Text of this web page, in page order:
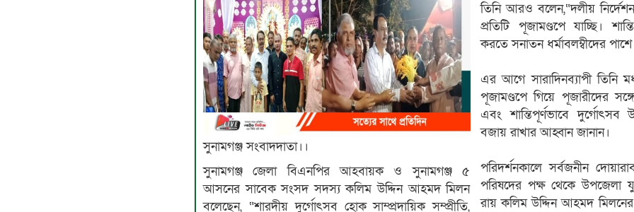
‎সুনামগঞ্জ সংবাদদাতা।।
‎সুনামগঞ্জ জেলা বিএনপির আহবায়ক ও সুনামগঞ্জ ৫
আসনের সাবেক সংসদ সদস্য কলিম উদ্দিন আহমদ মিলন
বলেছেন, “শারদীয় দুর্গোৎসব হোক সাম্প্রদায়িক সম্প্রীতি,
‎তিনি আরও বলেন,“দলীয়
প্রতিটি পূজামণ্ডপে যাচ্ছি।
করতে সনাতন ধর্মাবলম্বীদের পাশে
‎এর আগে সারাদিনব্যাপী তিনি
পূজামণ্ডপে গিয়ে পূজারীদের
এবং শান্তিপূর্ণভাবে দুর্গোৎসব
বজায় রাখার আহ্বান জানান।
‎পরিদর্শনকালে সর্বজনীন
পরিষদের পক্ষ থেকে উপজেলা
রায় কলিম উদ্দিন আহমদ